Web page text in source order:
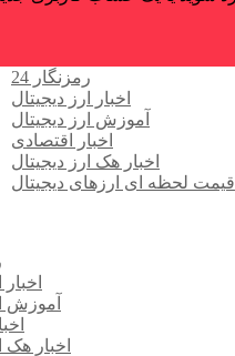
رمزنگار 24
اخبار ارز دیجیتال
آموزش ارز دیجیتال
اخبار اقتصادی
اخبار هک ارز دیجیتال
قیمت لحظه ای ارزهای دیجیتال
آموزش
اخبار هک